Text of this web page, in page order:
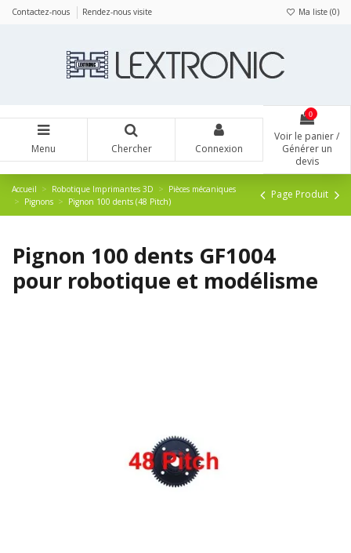
Contactez-nous Rendez-nous visite Ma liste (0)
Menu Chercher Connexion
0
Voir le panier /
Générer un
devis
Accueil Robotique Imprimantes 3D
Pièces mécaniques
Pignons
Pignon 100 dents (48 Pitch)
Page Produit
Pignon 100 dents GF1004
pour robotique et modélisme
Panneau de gestion des cookies